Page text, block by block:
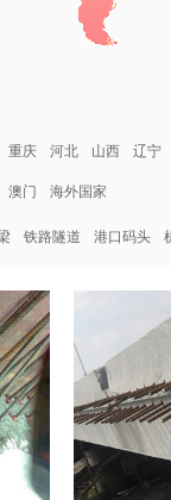
重庆 河北 山西 辽宁
澳门 海外国家
铁路隧道 港口码头